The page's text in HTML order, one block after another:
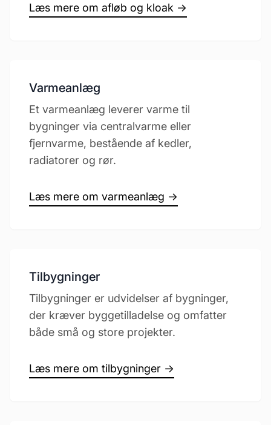
Læs mere om afløb og kloak →
Varmeanlæg
Et varmeanlæg leverer varme til
bygninger via centralvarme eller
fjernvarme, bestående af kedler,
radiatorer og rør.
Læs mere om varmeanlæg →
Tilbygninger
Tilbygninger er udvidelser af bygninger,
der kræver byggetilladelse og omfatter
både små og store projekter.
Læs mere om tilbygninger →